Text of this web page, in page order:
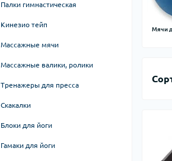
Палки гимнастическая
Кинезио тейп
Массажные мячи
Массажные валики, ролики
Тренажеры для пресса
Скакалки
Блоки для йоги
Гамаки для йоги
Мячи